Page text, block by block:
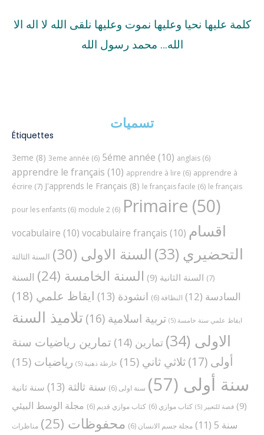
كلمة عليها نحيا وعليها نموت وعليها نلقى الله لا اله الا
الله… محمد رسول الله
تسميات
Étiquettes
3eme (8) 3eme année (6) 5éme année (10) anglais (6)
apprendre le français (10) apprendre à lire (6) apprendre à
écrire (7) J'apprends le Français (8) le français facile (6) le français
pour les enfants (6) module 2 (6) Primaire (50)
vocabulaire (10) vocabulaire français (10) اقسام
التحضيري (33) السنة الاولى (30)
السنة الثالثة
(7)
السنة الثانية (9) السنة الخامسة (24)
السنة
السادسة (12) النظافة (6) انشودة (13) ايقاظ علمي (18)
ايقاظ علمي سنة خامسة (5) تربية اسلامية (16)
تلاميذ السنة
الاولى (34) تمارين (14)
تمارين رياضيات سنة
أولى (17) ثلاثي ثاني (15) خارطة ذهنية (5) رياضيات (15)
سنة أولى (57) سنة اولى (6) سنة ثالثة (13)
سنة ثانية
(9)
قصة للتعبير (5) كتاب موازي (6) كتاب موازي قديم (6)
مجلة الوسط البيئي
سنة 5
(11) مجلة جسم الانسان (6) محفوظات (25)
مناظرات